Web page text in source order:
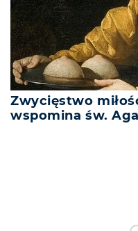
Zwycięstwo
wspomina św.